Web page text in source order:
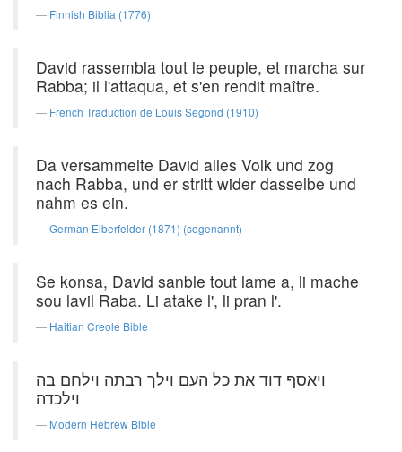
Finnish Biblia (1776)
David rassembla tout le peuple, et marcha sur
Rabba; il l'attaqua, et s'en rendit maître.
French Traduction de Louis Segond (1910)
Da versammelte David alles Volk und zog
nach Rabba, und er stritt wider dasselbe und
nahm es ein.
German Elberfelder (1871) (sogenannt)
Se konsa, David sanble tout lame a, li mache
sou lavil Raba. Li atake l', li pran l'.
Haitian Creole Bible
ויאסף דוד את כל העם וילך רבתה וילחם בה
וילכדה׃
Modern Hebrew Bible